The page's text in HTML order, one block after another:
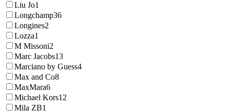
Liu Jo1
Longchamp36
Longines2
Lozza1
M Missoni2
Marc Jacobs13
Marciano by Guess4
Max and Co8
MaxMara6
Michael Kors12
Mila ZB1